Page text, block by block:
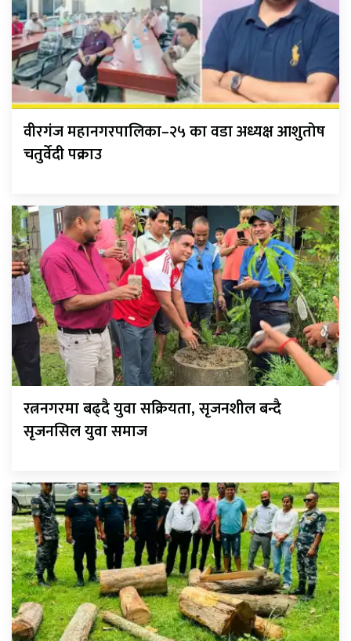
वीरगंज महानगरपालिका–२५ का वडा अध्यक्ष आशुतोष
चतुर्वेदी पक्राउ
रत्ननगरमा बढ्दै युवा सक्रियता, सृजनशील बन्दै
सृजनसिल युवा समाज